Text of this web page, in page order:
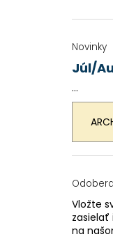
Novinky
Júl/
...
Vložte
na